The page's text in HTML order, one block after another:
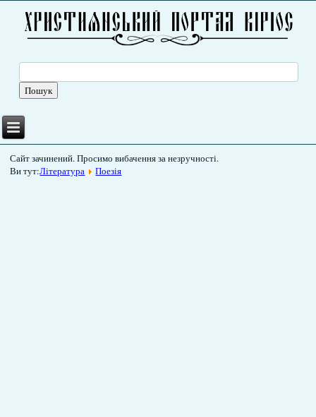
Сайт зачинений. Просимо вибачення за незручності.
Ви тут:Література Поезія